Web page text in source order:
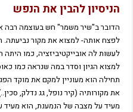
הניסיון להבין את הנפש
הדובר ב"שיר משמר" חש בעוצמה רבה
לפצח אותה- למצוא את מקור נביעתה.
לעשות לה אובייקטיביזציה, כמו היתה
למצוא הגיון וסדר במה שנראה כמו
תחילה הוא מעוניין למקם את מוקד
את מקורותיה (קיר נופל, גג נדלק,
מעיד על מצבה של הנמענת, הוא מעיד